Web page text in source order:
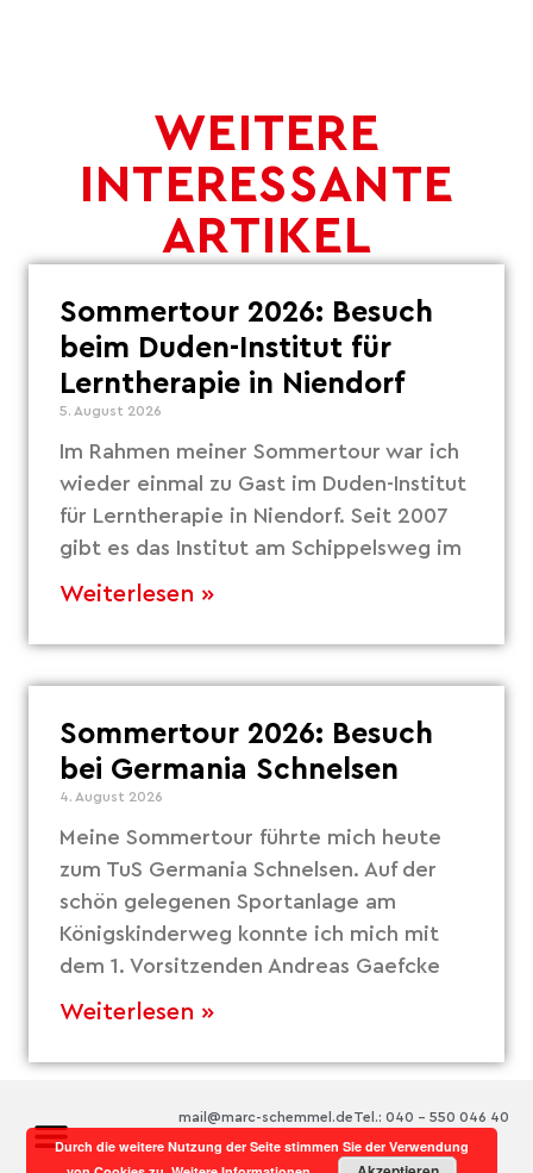
WEITERE
INTERESSANTE
ARTIKEL
Sommertour 2026: Besuch
beim Duden-Institut für
Lerntherapie in Niendorf
5. August 2026
Im Rahmen meiner Sommertour war ich
wieder einmal zu Gast im Duden-Institut
für Lerntherapie in Niendorf. Seit 2007
gibt es das Institut am Schippelsweg im
Weiterlesen »
Sommertour 2026: Besuch
bei Germania Schnelsen
4. August 2026
Meine Sommertour führte mich heute
zum TuS Germania Schnelsen. Auf der
schön gelegenen Sportanlage am
Königskinderweg konnte ich mich mit
dem 1. Vorsitzenden Andreas Gaefcke
Weiterlesen »
Tel.: 040 – 550 046 40
mail@marc-schemmel.de
Durch die weitere Nutzung der Seite stimmen Sie der Verwendung